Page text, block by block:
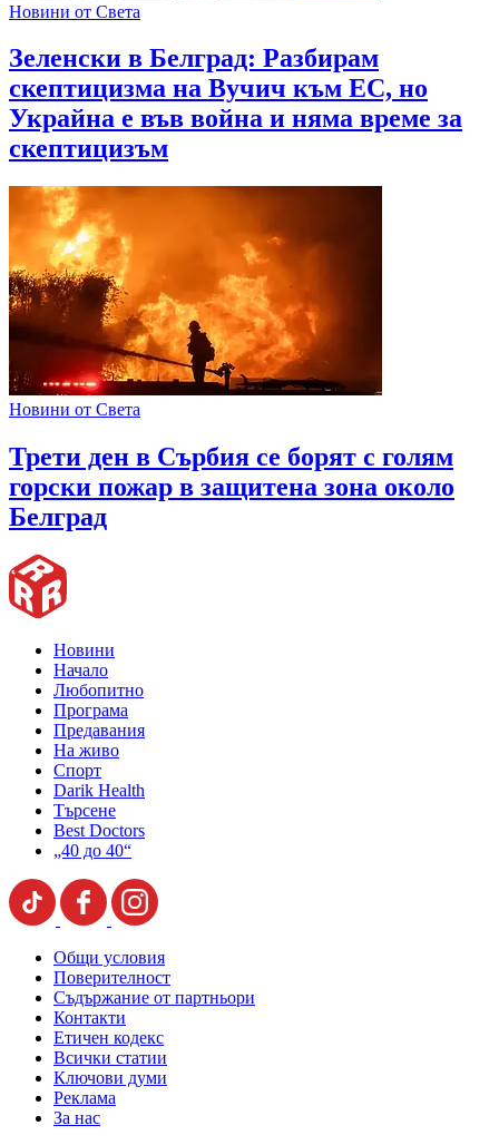
Новини от Света
Зеленски в Белград: Разбирам
скептицизма на Вучич към ЕС, но
Украйна е във война и няма време за
скептицизъм
Новини от Света
Трети ден в Сърбия се борят с голям
горски пожар в защитена зона около
Белград
Новини
Начало
Любопитно
Програма
Предавания
На живо
Спорт
Darik Health
Търсене
Best Doctors
„40 до 40“
Общи условия
Поверителност
Съдържание от партньори
Контакти
Етичен кодекс
Всички статии
Ключови думи
Реклама
За нас